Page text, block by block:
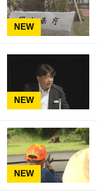
NEW
NEW
NEW